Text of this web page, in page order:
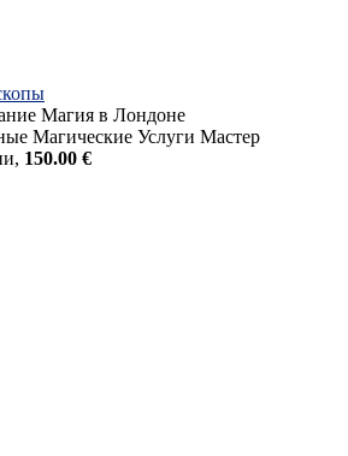
Магия в Лондоне
Магические Услуги Мастер
150.00 €